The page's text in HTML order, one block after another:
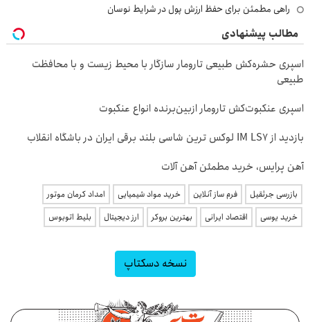
راهی مطمئن برای حفظ ارزش پول در شرایط نوسان
مطالب پیشنهادی
اسپری حشره‌کش طبیعی تارومار سازگار با محیط زیست و با محافظت
طبیعی
اسپری عنکبوت‌‌کش تارومار ازبین‌برنده انواع عنکبوت
بازدید از IM LS7 لوکس ترین شاسی بلند برقی ایران در باشگاه انقلاب
آهن پرایس، خرید مطمئن آهن آلات
بازرسی جرثقیل فرم ساز آنلاین خرید مواد شیمیایی
امداد کرمان موتور
خرید یوسی
اقتصاد ایرانی بهترین بروکر ارز دیجیتال بلیط اتوبوس
نسخه دسکتاپ